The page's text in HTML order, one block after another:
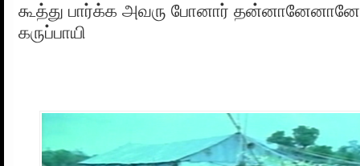
கூத்து பார்க்க அவரு போனார்
கருப்பாயி